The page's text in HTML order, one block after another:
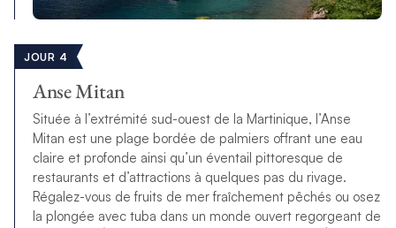
JOUR 4
Anse Mitan
Située à l’extrémité sud-ouest de la Martinique, l’Anse
Mitan est une plage bordée de palmiers offrant une eau
claire et profonde ainsi qu’un éventail pittoresque de
restaurants et d’attractions à quelques pas du rivage.
Régalez-vous de fruits de mer fraîchement pêchés ou osez
la plongée avec tuba dans un monde ouvert regorgeant de